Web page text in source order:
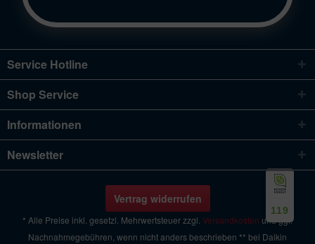
Service Hotline
Shop Service
Informationen
Newsletter
Vertrag widerrufen
* Alle Preise inkl. gesetzl. Mehrwertsteuer zzgl. Versandkosten und ggf.
Nachnahmegebühren, wenn nicht anders beschrieben ** bei Daikin
119